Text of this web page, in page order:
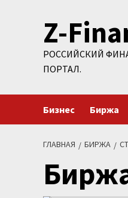
содержимому
Z-
РОССИЙСКИЙ
ПОРТАЛ.
Бизнес Биржа
ГЛАВНАЯ БИРЖА